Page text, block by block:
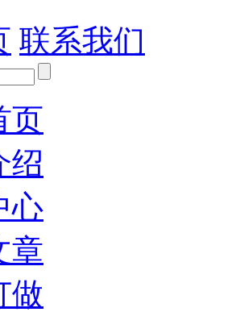
联系我们
页
绍
心
章
做